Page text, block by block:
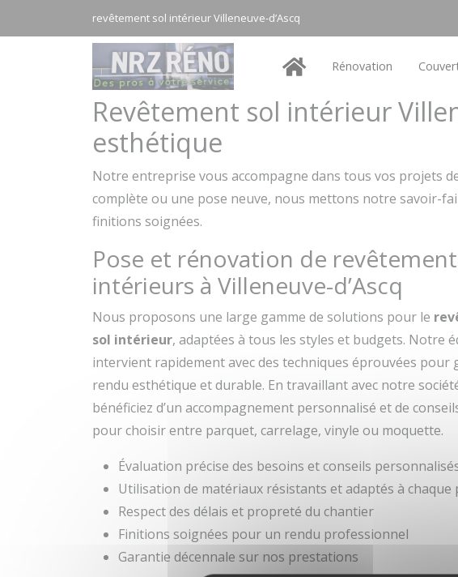
revêtement sol intérieur Villeneuve-d’Ascq
Rénovation
Revêtement sol intérieur
esthétique
Notre entreprise vous accompagne dans tous vos projets
complète ou une pose neuve, nous mettons notre savoir-
finitions soignées.
Pose et rénovation de
intérieurs à Villeneuve-d’Ascq
Nous proposons une large gamme de solutions pour le
sol intérieur, adaptées à tous les styles et budgets. Notre
intervient rapidement avec des techniques éprouvées pour
rendu esthétique et durable. En travaillant avec notre
bénéficiez d’un accompagnement personnalisé et de
pour choisir entre parquet, carrelage, vinyle ou moquette.
Évaluation précise des besoins et conseils
Utilisation de matériaux résistants et adaptés à chaque
Respect des délais et propreté du chantier
Finitions soignées pour un rendu professionnel
Garantie décennale sur nos prestations
Panneau de gestion des cookies